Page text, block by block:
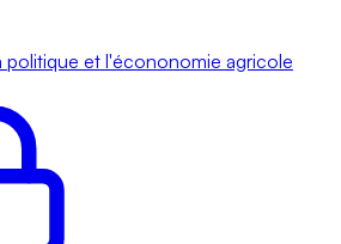
politique et l'écononomie agricole